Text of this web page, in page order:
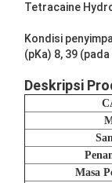
Tetracaine
Kondisi
(pKa) 8, 39
Deskripsi
Masa